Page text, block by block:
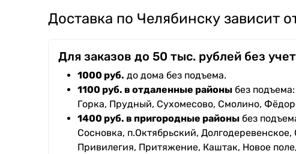
Доставка по Челябинску зависит
Для заказов до 50 тыс. рублей без
1000 руб. до дома без подъема.
1100 руб. в отдаленные районы без
Горка, Прудный, Сухомесово, Смолино,
1400 руб. в пригородные районы без
Сосновка, п.Октябрьский,
Привилегия, Притяжение, Каштак, Новое